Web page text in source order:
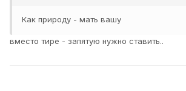
Как природу - мать вашу
вместо тире - запятую нужно ставить..